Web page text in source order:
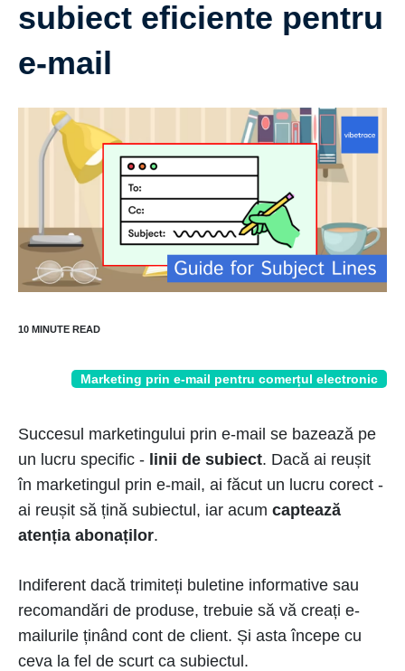
subiect eficiente pentru
e-mail
Marketing prin e-mail pentru comerțul electronic
Succesul marketingului prin e-mail se bazează pe
un lucru specific - linii de subiect. Dacă ai reușit
în marketingul prin e-mail, ai făcut un lucru corect -
ai reușit să țină subiectul, iar acum captează
atenția abonaților.
Indiferent dacă trimiteți buletine informative sau
recomandări de produse, trebuie să vă creați e-
mailurile ținând cont de client. Și asta începe cu
ceva la fel de scurt ca subiectul.